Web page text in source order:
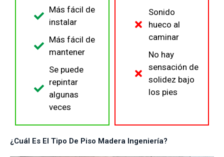
Más fácil de
instalar
Más fácil de
mantener
Se puede
repintar
algunas
veces
Sonido
hueco al
caminar
No hay
sensación de
solidez bajo
los pies
¿Cuál Es El Tipo De Piso Madera Ingeniería?